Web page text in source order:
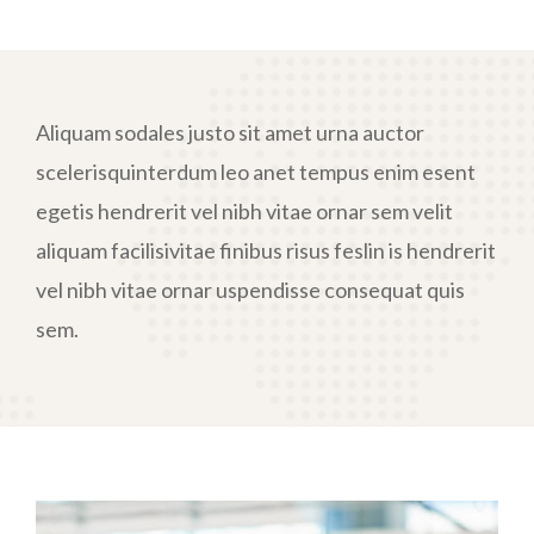
Aliquam sodales justo sit amet urna auctor
scelerisquinterdum leo anet tempus enim esent
egetis hendrerit vel nibh vitae ornar sem velit
aliquam facilisivitae finibus risus feslin is hendrerit
vel nibh vitae ornar uspendisse consequat quis
sem.